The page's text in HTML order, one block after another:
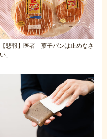
【悲報】医者「菓子パンは止めなさ
い」